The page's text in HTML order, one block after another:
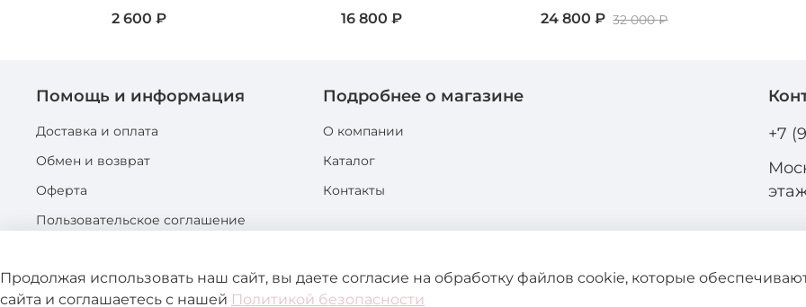
2 600 ₽ 16 800 ₽ 24 800 ₽ 32 000 ₽
Помощь и информация
Доставка и оплата
Обмен и возврат
Оферта
Пользовательское соглашение
Подробнее о магазине
О компании
Каталог
Контакты
+7
Продолжая использовать наш сайт, вы даете согласие на обработку файлов cookie, которые
сайта и соглашаетесь с нашей Политикой безопасности